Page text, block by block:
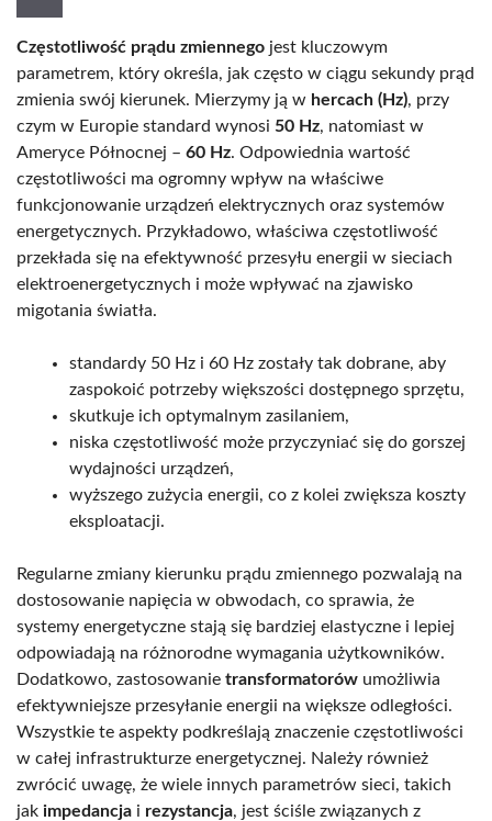
Częstotliwość prądu zmiennego jest kluczowym
parametrem, który określa, jak często w ciągu sekundy prąd
zmienia swój kierunek. Mierzymy ją w hercach (Hz), przy
czym w Europie standard wynosi 50 Hz, natomiast w
Ameryce Północnej – 60 Hz. Odpowiednia wartość
częstotliwości ma ogromny wpływ na właściwe
funkcjonowanie urządzeń elektrycznych oraz systemów
energetycznych. Przykładowo, właściwa częstotliwość
przekłada się na efektywność przesyłu energii w sieciach
elektroenergetycznych i może wpływać na zjawisko
migotania światła.
standardy 50 Hz i 60 Hz zostały tak dobrane, aby
zaspokoić potrzeby większości dostępnego sprzętu,
skutkuje ich optymalnym zasilaniem,
niska częstotliwość może przyczyniać się do gorszej
wydajności urządzeń,
wyższego zużycia energii, co z kolei zwiększa koszty
eksploatacji.
Regularne zmiany kierunku prądu zmiennego pozwalają na
dostosowanie napięcia w obwodach, co sprawia, że
systemy energetyczne stają się bardziej elastyczne i lepiej
odpowiadają na różnorodne wymagania użytkowników.
Dodatkowo, zastosowanie transformatorów umożliwia
efektywniejsze przesyłanie energii na większe odległości.
Wszystkie te aspekty podkreślają znaczenie częstotliwości
w całej infrastrukturze energetycznej. Należy również
zwrócić uwagę, że wiele innych parametrów sieci, takich
jak impedancja i rezystancja, jest ściśle związanych z